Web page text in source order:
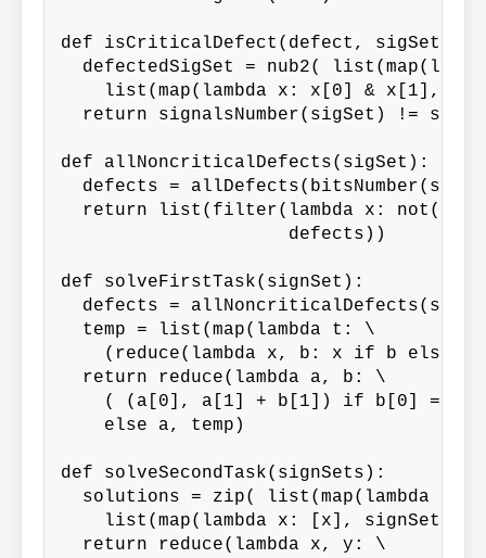
def isCriticalDefect(defect, sigSet):
defectedSigSet = nub2(
list(map(lambda x: x[0] & x[1],
return signalsNumber(sigSet) !=
def allNoncriticalDefects(sigSet):
defects =
return list(filter(lambda x:
                     defects))
def solveFirstTask(signSet):
defects =
  temp = list(map(lambda t: \
(reduce(lambda x, b: x if b else x
  return reduce(lambda a, b: \
( (a[0], a[1] + b[1]) if b[0] ==
    else a, temp)
def solveSecondTask(signSets):
solutions = zip( list(map(lambda x:
list(map(lambda x: [x], signSets))
  return reduce(lambda x, y: \